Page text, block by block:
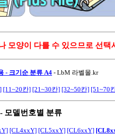
모양이 다를 수 있으므로 선택
- 크기순 분류 A4 - LbM 라벨몰.kr
[11~20칸] [21~30칸] [32~50칸] [51~70
- 모델번호별 분류
[CL4xxY] [CL5xxY] [CL6xxY]